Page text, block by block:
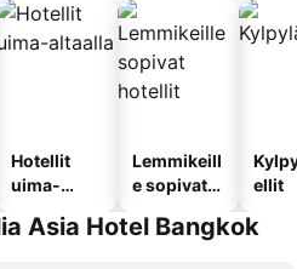
Hotellit
uima-
Lemmikeill
e sopivat
ellit
Asia Hotel Bangkok